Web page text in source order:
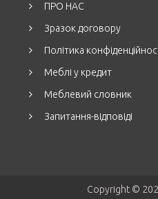
ПРО НАС
Зразок договору
Політика
Меблі у кредит
Меблевий словник
Запитання-відповіді
Copyright ©